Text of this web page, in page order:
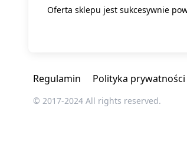
Oferta sklepu jest sukcesywnie
Regulamin Polityka prywatności
© 2017-2024 All rights reserved.